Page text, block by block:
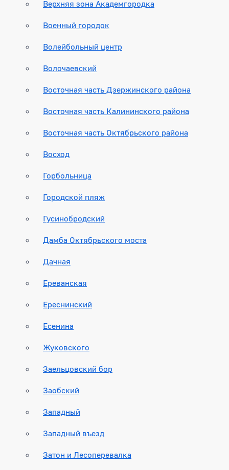
Верхняя зона Академгородка
Военный городок
Волейбольный центр
Волочаевский
Восточная часть Дзержинского района
Восточная часть Калининского района
Восточная часть Октябрьского района
Восход
Горбольница
Городской пляж
Гусинобродский
Дамба Октябрьского моста
Дачная
Ереванская
Ереснинский
Есенина
Жуковского
Заельцовский бор
Заобский
Западный
Западный въезд
Затон и Лесоперевалка